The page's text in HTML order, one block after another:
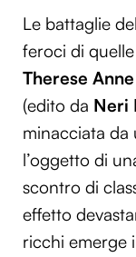
Le battaglie
feroci di
Therese
(edito da Neri
minacciata da
l’oggetto di
scontro di
effetto
ricchi emerge